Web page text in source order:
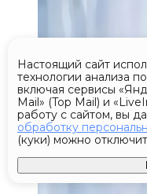
Настоящий сайт
технологии анализа
включая сервисы
Mail» (Top Mail) и
работу с сайтом, вы
обработку
(куки) можно